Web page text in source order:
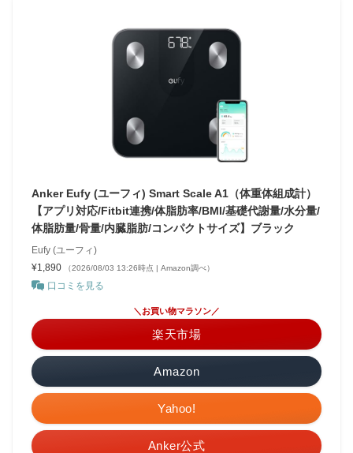
Anker Eufy (ユーフィ) Smart Scale A1（体重体組成計）
【アプリ対応/Fitbit連携/体脂肪率/BMI/基礎代謝量/水分量/
体脂肪量/骨量/内臓脂肪/コンパクトサイズ】ブラック
Eufy (ユーフィ)
¥1,890
（2026/08/03 13:26時点 | Amazon調べ）
口コミを見る
Amazon
＼お買い物マラソン／
楽天市場
Yahoo!
Anker公式